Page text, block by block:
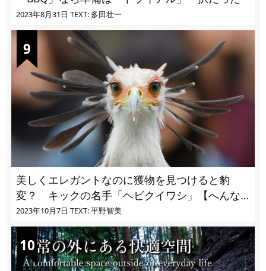
2023年8月31日 TEXT: 多田壮一
美しくエレガントなのに獲物を見つけると豹
変？ キックの名手「ヘビクイワシ」【へんな
いきもの・鳥編 vol.03】
2023年10月7日 TEXT: 平野智美